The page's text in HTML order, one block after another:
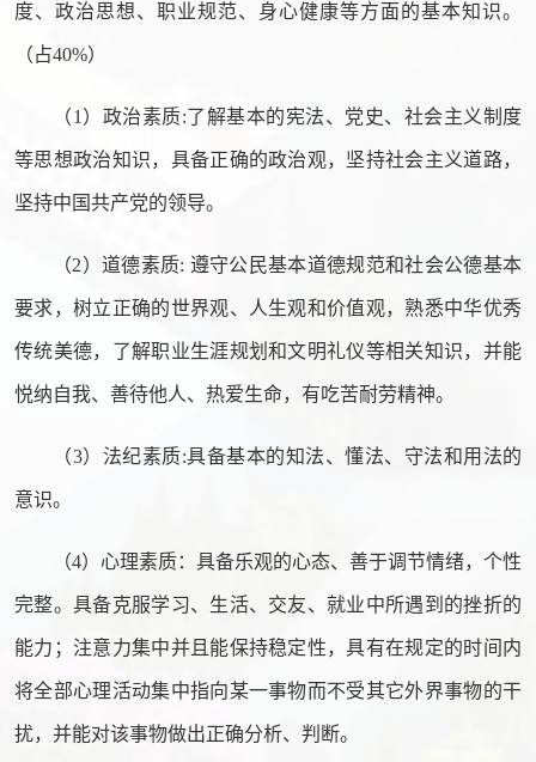
度、政治思想、职业规范、身心健康等方面的基本知识。
（占40%）
（1）政治素质:了解基本的宪法、党史、社会主义制度
等思想政治知识，具备正确的政治观，坚持社会主义道路，
坚持中国共产党的领导。
（2）道德素质: 遵守公民基本道德规范和社会公德基本
要求，树立正确的世界观、人生观和价值观，熟悉中华优秀
传统美德，了解职业生涯规划和文明礼仪等相关知识，并能
悦纳自我、善待他人、热爱生命，有吃苦耐劳精神。
（3）法纪素质:具备基本的知法、懂法、守法和用法的
意识。
（4）心理素质：具备乐观的心态、善于调节情绪，个性
完整。具备克服学习、生活、交友、就业中所遇到的挫折的
能力；注意力集中并且能保持稳定性，具有在规定的时间内
将全部心理活动集中指向某一事物而不受其它外界事物的干
扰，并能对该事物做出正确分析、判断。